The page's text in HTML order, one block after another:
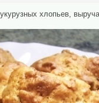
хлопьев,